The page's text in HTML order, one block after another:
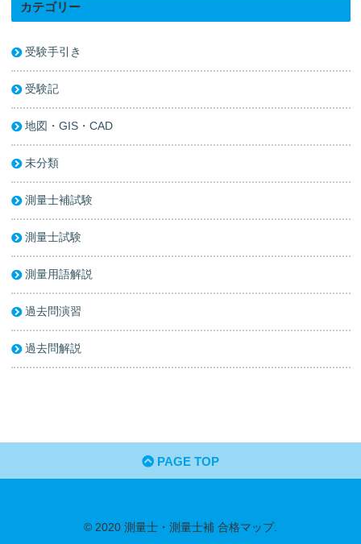
カテゴリー
受験手引き
受験記
地図・GIS・CAD
未分類
測量士補試験
測量士試験
測量用語解説
過去問演習
過去問解説
PAGE TOP
© 2020 測量士・測量士補 合格マップ.